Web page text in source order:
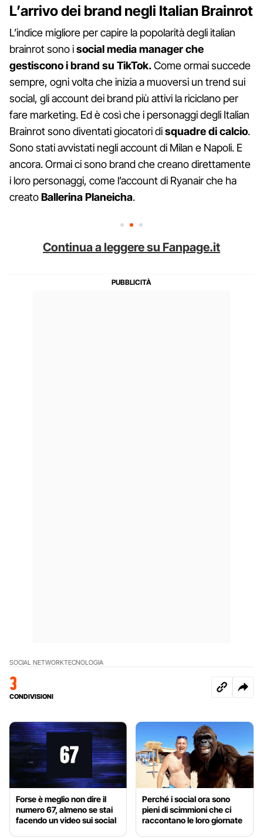
L’arrivo dei brand negli Italian Brainrot
L’indice migliore per capire la popolarità degli italian
brainrot sono isocial media manager che
gestiscono i brand su TikTok.Come ormai succede
sempre, ogni volta che inizia a muoversi un trend sui
social, gli account dei brand più attivi la riciclano per
fare marketing. Ed è così che i personaggi degli Italian
Brainrot sono diventati giocatori disquadre di calcio.
Sono stati avvistati negli account di Milan e Napoli. E
ancora. Ormai ci sono brand che creano direttamente
i loro personaggi, come l’account di Ryanair che ha
creatoBallerina Planeicha.
Continua a leggere su Fanpage.it
SOCIAL NETWORKTECNOLOGIA
3
CONDIVISIONI
Forse è meglio non dire il
numero 67, almeno se stai
facendo un video sui social
Perché i social ora sono
pieni di scimmioni che ci
raccontano le loro giornate